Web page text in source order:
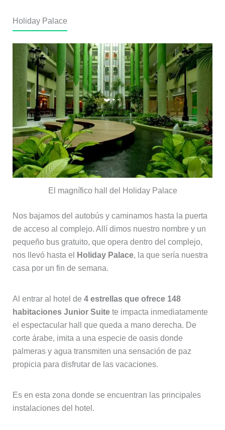
Holiday Palace
El magnífico hall del Holiday Palace
Nos bajamos del autobús y caminamos hasta la puerta
de acceso al complejo. Allí dimos nuestro nombre y un
pequeño bus gratuito, que opera dentro del complejo,
nos llevó hasta el
Holiday Palace, la que sería nuestra
casa por un fin de semana.
Al entrar al hotel de 4 estrellas que ofrece 148
habitaciones Junior Suitete impacta inmediatamente
el espectacular hall que queda a mano derecha. De
corte árabe, imita a una especie de oasis donde
palmeras y agua transmiten una sensación de paz
propicia para disfrutar de las vacaciones.
Es en esta zona donde se encuentran las principales
instalaciones del hotel.